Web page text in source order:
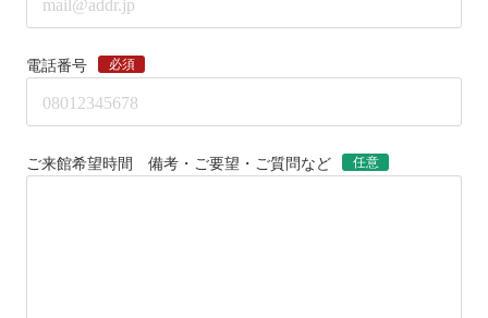
電話番号 必須
ご来館希望時間 備考・ご要望・ご質問など 任意